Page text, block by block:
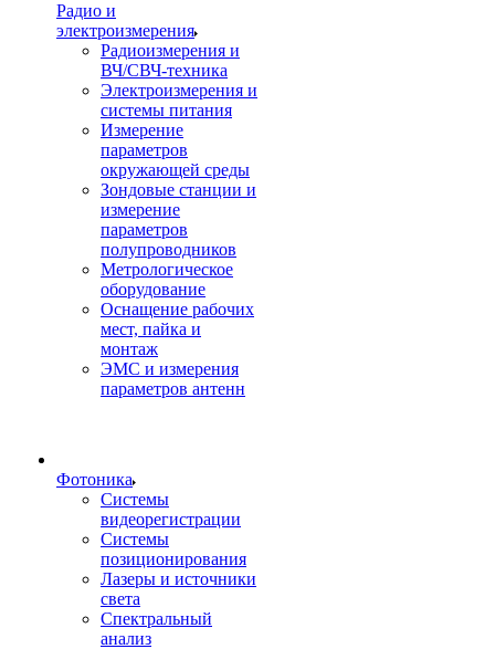
Радио и
электроизмерения
Радиоизмерения и
ВЧ/СВЧ-техника
Электроизмерения и
системы питания
Измерение
параметров
окружающей среды
Зондовые станции и
измерение
параметров
полупроводников
Метрологическое
оборудование
Оснащение рабочих
мест, пайка и
монтаж
ЭМС и измерения
параметров антенн
Фотоника
Cистемы
видеорегистрации
Системы
позиционирования
Лазеры и источники
света
Спектральный
анализ